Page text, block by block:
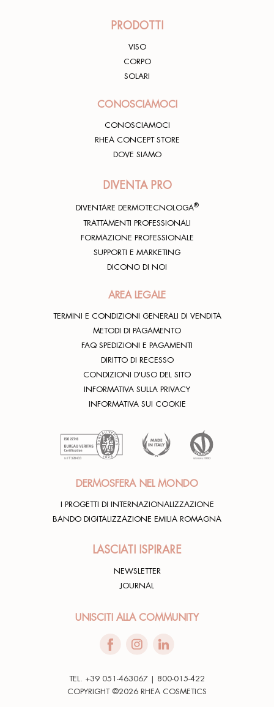
PRODOTTI
VISO
CORPO
SOLARI
CONOSCIAMOCI
CONOSCIAMOCI
RHEA CONCEPT STORE
DOVE SIAMO
DIVENTA PRO
DIVENTARE DERMOTECNOLOGA®
TRATTAMENTI PROFESSIONALI
FORMAZIONE PROFESSIONALE
SUPPORTI E MARKETING
DICONO DI NOI
AREA LEGALE
TERMINI E CONDIZIONI GENERALI DI VENDITA
METODI DI PAGAMENTO
FAQ SPEDIZIONI E PAGAMENTI
DIRITTO DI RECESSO
CONDIZIONI D'USO DEL SITO
INFORMATIVA SULLA PRIVACY
INFORMATIVA SUI COOKIE
DERMOSFERA NEL MONDO
I PROGETTI DI INTERNAZIONALIZZAZIONE
BANDO DIGITALIZZAZIONE EMILIA ROMAGNA
LASCIATI ISPIRARE
NEWSLETTER
JOURNAL
UNISCITI ALLA COMMUNITY
TEL. +39 051-463067 | 800-015-422
COPYRIGHT ©2026 RHEA COSMETICS